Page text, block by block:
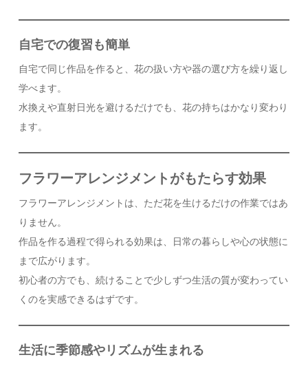
自宅での復習も簡単
自宅で同じ作品を作ると、花の扱い方や器の選び方を繰り返し
学べます。
水換えや直射日光を避けるだけでも、花の持ちはかなり変わり
ます。
フラワーアレンジメントがもたらす効果
フラワーアレンジメントは、ただ花を生けるだけの作業ではあ
りません。
作品を作る過程で得られる効果は、日常の暮らしや心の状態に
まで広がります。
初心者の方でも、続けることで少しずつ生活の質が変わってい
くのを実感できるはずです。
生活に季節感やリズムが生まれる